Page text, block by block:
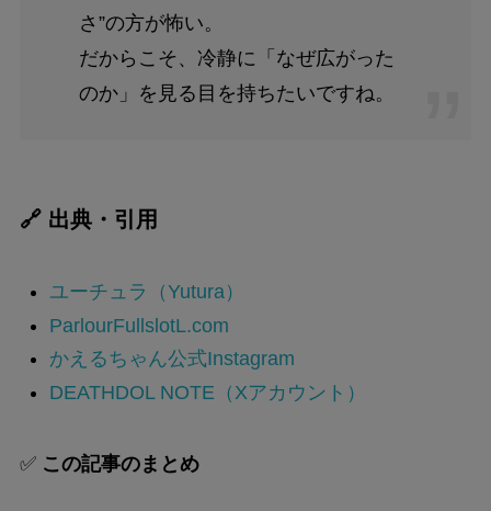
さ”の方が怖い。
だからこそ、冷静に「なぜ広がった
のか」を見る目を持ちたいですね。
🔗 出典・引用
ユーチュラ（Yutura）
ParlourFullslotL.com
かえるちゃん公式Instagram
DEATHDOL NOTE（Xアカウント）
✅ この記事のまとめ